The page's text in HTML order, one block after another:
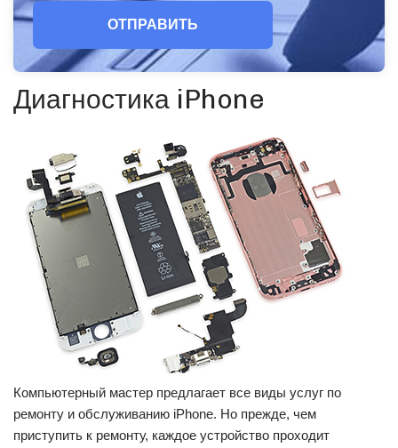
ОТПРАВИТЬ
Диагностика iPhone
Компьютерный мастер предлагает все виды услуг по
ремонту и обслуживанию iPhone. Но прежде, чем
приступить к ремонту, каждое устройство проходит